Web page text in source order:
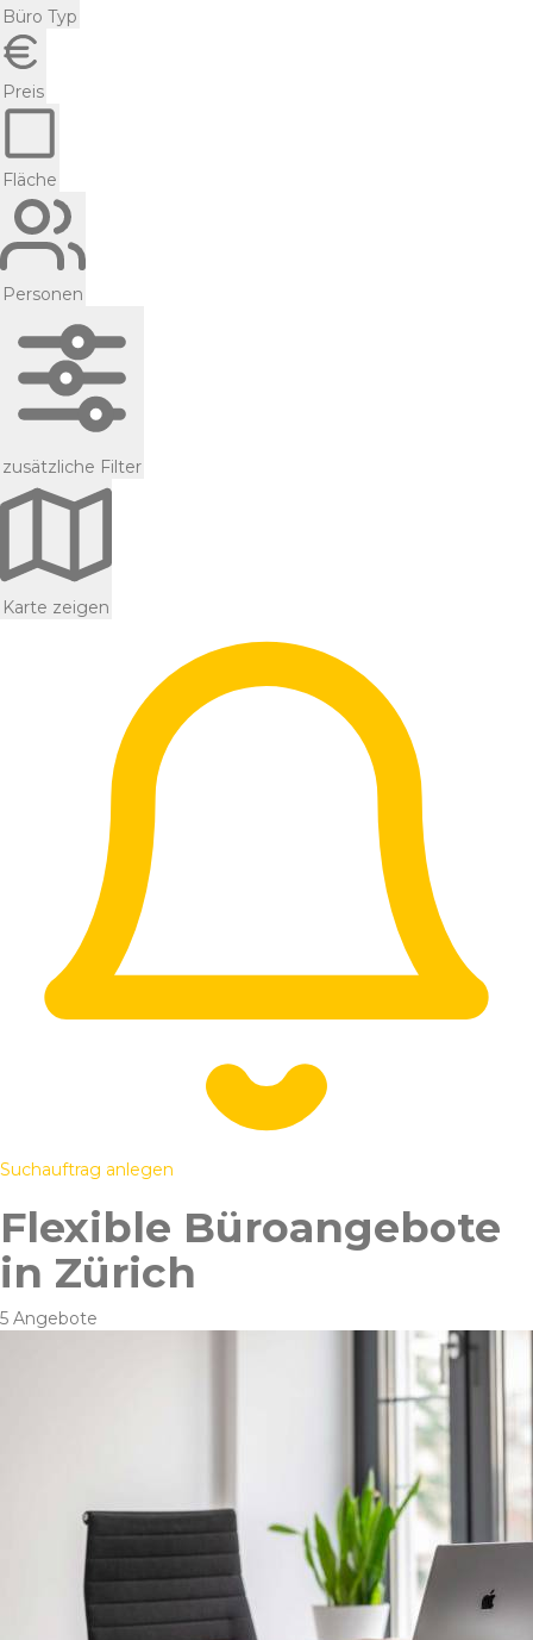
Büro Typ
Preis
Fläche
Personen
zusätzliche Filter
Karte zeigen
Suchauftrag anlegen
Flexible Büroangebote
in Zürich
5 Angebote